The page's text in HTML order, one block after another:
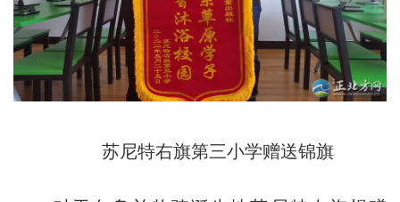
苏尼特右旗第三小学赠送锦旗